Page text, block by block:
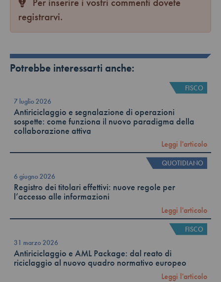
registrarvi.
Potrebbe interessarti anche:
FISCO
7 luglio 2026
Antiriciclaggio e segnalazione di operazioni
sospette: come funziona il nuovo paradigma della
collaborazione attiva
Leggi l'articolo
QUOTIDIANO
6 giugno 2026
Registro dei titolari effettivi: nuove regole per
l’accesso alle informazioni
Leggi l'articolo
FISCO
31 marzo 2026
Antiriciclaggio e AML Package: dal reato di
riciclaggio al nuovo quadro normativo europeo
Leggi l'articolo